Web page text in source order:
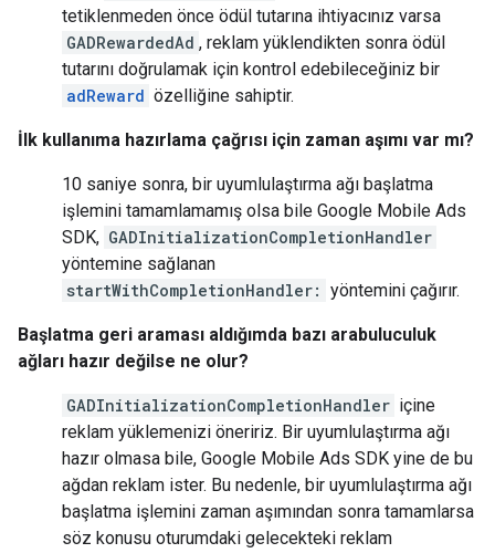
tetiklenmeden önce ödül tutarına ihtiyacınız varsa
GADRewardedAd , reklam yüklendikten sonra ödül
tutarını doğrulamak için kontrol edebileceğiniz bir
adReward özelliğine sahiptir.
İlk kullanıma hazırlama çağrısı için zaman aşımı var mı?
10 saniye sonra, bir uyumlulaştırma ağı başlatma
işlemini tamamlamamış olsa bile Google Mobile Ads
SDK, GADInitializationCompletionHandler
yöntemine sağlanan
startWithCompletionHandler: yöntemini çağırır.
Başlatma geri araması aldığımda bazı arabuluculuk
ağları hazır değilse ne olur?
GADInitializationCompletionHandler içine
reklam yüklemenizi öneririz. Bir uyumlulaştırma ağı
hazır olmasa bile, Google Mobile Ads SDK yine de bu
ağdan reklam ister. Bu nedenle, bir uyumlulaştırma ağı
başlatma işlemini zaman aşımından sonra tamamlarsa
söz konusu oturumdaki gelecekteki reklam